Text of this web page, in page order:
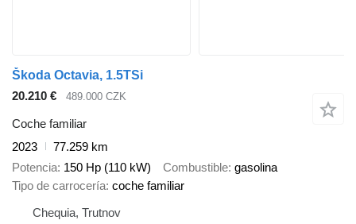
Škoda Octavia, 1.5TSi
20.210 €
489.000 CZK
Coche familiar
2023
77.259 km
Potencia 150 Hp (110 kW) Combustible gasolina
Tipo de carrocería coche familiar
Chequia, Trutnov